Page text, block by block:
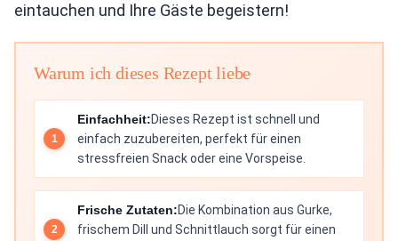
eintauchen und Ihre Gäste begeistern!
Warum ich dieses Rezept liebe
Einfachheit:Dieses Rezept ist schnell und
einfach zuzubereiten, perfekt für einen
stressfreien Snack oder eine Vorspeise.
Frische Zutaten:Die Kombination aus Gurke,
frischem Dill und Schnittlauch sorgt für einen